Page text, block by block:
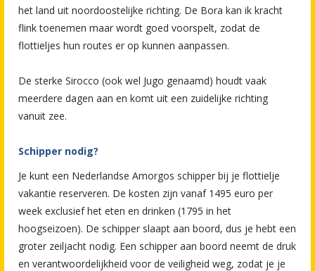
het land uit noordoostelijke richting. De Bora kan ik kracht
flink toenemen maar wordt goed voorspelt, zodat de
flottieljes hun routes er op kunnen aanpassen.
De sterke Sirocco (ook wel Jugo genaamd) houdt vaak
meerdere dagen aan en komt uit een zuidelijke richting
vanuit zee.
Schipper nodig?
Je kunt een Nederlandse Amorgos schipper bij je flottielje
vakantie reserveren. De kosten zijn vanaf 1495 euro per
week exclusief het eten en drinken (1795 in het
hoogseizoen). De schipper slaapt aan boord, dus je hebt een
groter zeiljacht nodig. Een schipper aan boord neemt de druk
en verantwoordelijkheid voor de veiligheid weg, zodat je je